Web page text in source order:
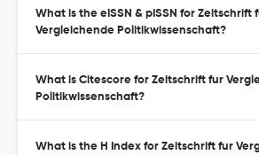
What is the eISSN & pISSN for Zeitschrift
Vergleichende Politikwissenschaft?
What is Citescore for Zeitschrift fur
Politikwissenschaft?
What is the H Index for Zeitschrift fur